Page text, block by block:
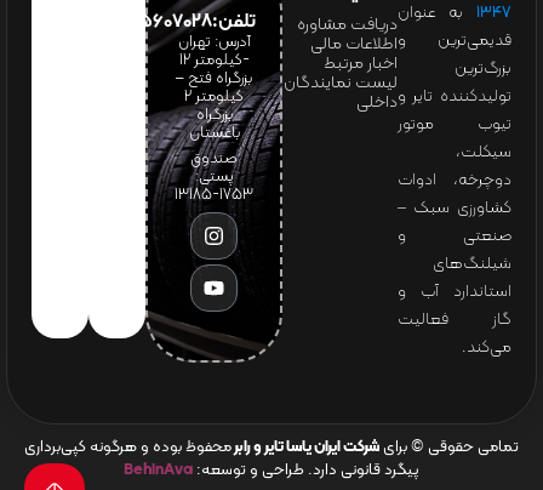
۱۳۴۷ به عنوان
قدیمی‌ترین و
بزرگ‌ترین
تولیدکننده تایر و
تیوب موتور
سیکلت،
دوچرخه، ادوات
کشاورزی سبک –
صنعتی و
شیلنگ‌های
استاندارد آب و
گاز فعالیت
می‌کند.
دریافت مشاوره
اطلاعات مالی
اخبار مرتبط
لیست نمایندگان
داخلی
تلفن:65607028(021)
آدرس: تهران
-کیلومتر 12
بزرگراه فتح –
کیلومتر ۲
بزرگراه
باغستان
صندوق
پستی:
1753-13185
تمامی حقوقی © برای شرکت ایران یاسا تایر و رابرمحفوظ بوده و هرگونه کپی‌برداری
پیگرد قانونی دارد. طراحی و توسعه: BehinAva